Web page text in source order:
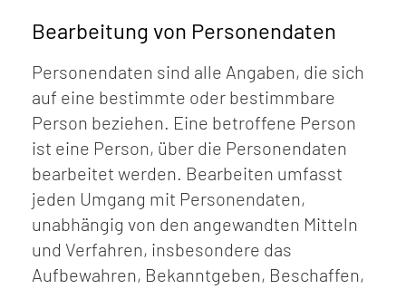
Bearbeitung von Personendaten
Personendaten sind alle Angaben, die sich
auf eine bestimmte oder bestimmbare
Person beziehen. Eine betroffene Person
ist eine Person, über die Personendaten
bearbeitet werden. Bearbeiten umfasst
jeden Umgang mit Personendaten,
unabhängig von den angewandten Mitteln
und Verfahren, insbesondere das
Aufbewahren, Bekanntgeben, Beschaffen,